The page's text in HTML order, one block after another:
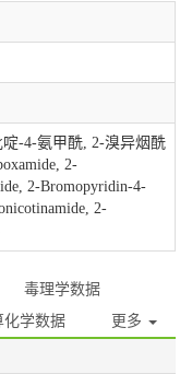
-4-氨甲酰, 2-溴异烟酰
2-
2-Bromopyridin-4-
2-
毒理学数据
化学数据 更多